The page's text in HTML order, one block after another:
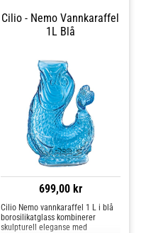
Cilio - Nemo Vannkaraffel
1L Blå
699,00 kr
Cilio Nemo vannkaraffel 1 L i blå
borosilikatglass kombinerer
skulpturell eleganse med